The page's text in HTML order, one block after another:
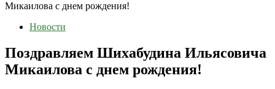
Микаилова с днем рождения!
Новости
Поздравляем Шихабудина Ильясовича
Микаилова с днем рождения!